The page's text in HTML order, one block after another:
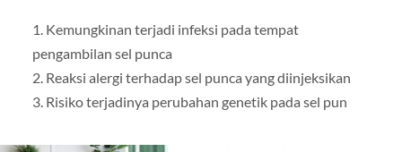
1. Kemungkinan terjadi infeksi pada tempat
pengambilan sel punca
2. Reaksi alergi terhadap sel punca yang diinjeksikan
3. Risiko terjadinya perubahan genetik pada sel pun